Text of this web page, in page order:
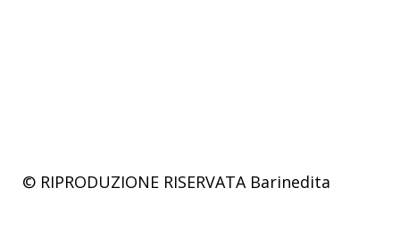
© RIPRODUZIONE RISERVATA Barinedita